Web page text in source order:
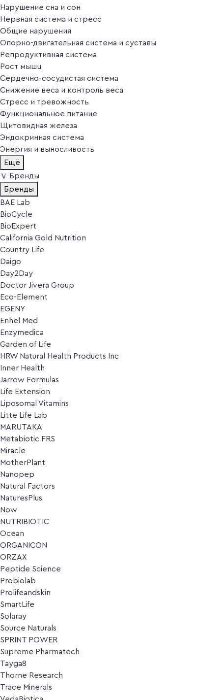
Нарушение сна и сон
Нервная система и стресс
Общие нарушения
Опорно-двигательная система и суставы
Репродуктивная система
Рост мышц
Сердечно-сосудистая система
Снижение веса и контроль веса
Стресс и тревожность
Функциональное питание
Щитовидная железа
Эндокринная система
Энергия и выносливость
Ещё
Бренды
Бренды
BAE Lab
BioCycle
BioExpert
California Gold Nutrition
Country Life
Daigo
Day2Day
Doctor Jivera Group
Eco-Element
EGENY
Enhel Med
Enzymedica
Garden of Life
HRW Natural Health Products Inc
Inner Health
Jarrow Formulas
Life Extension
Liposomal Vitamins
Litte Life Lab
MARUTAKA
Metabiotic FRS
Miracle
MotherPlant
Nanopep
Natural Factors
NaturesPlus
Now
NUTRIBIOTIC
Ocean
ORGANICON
ORZAX
Peptide Science
Probiolab
Prolifeandskin
SmartLife
Solaray
Source Naturals
SPRINT POWER
Supreme Pharmatech
Tayga8
Thorne Research
Trace Minerals